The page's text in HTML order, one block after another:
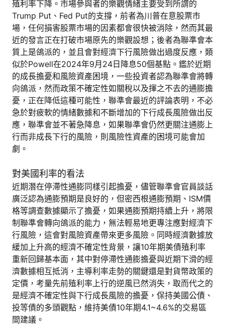
殖利率下降。市場參與者的樂觀情緒主要受到所謂的
Trump Put、Fed Put的支撐，前者為川普在意股票市
場，任何損害股票市場的因素都會很快被消除，然而其最
近的發言正在打破市場原先的樂觀設想；後者為聯準會本
質上是鴿派的，並且會對經濟下行風險做出過度反應，類
似於Powell在2024年9月24日降息50個基點。鑑於近期
的成長擔憂和風險資產困境，一些投資者認為聯準會將轉
向鴿派，然而政策不確定性如關稅以及揮之不去的通膨擔
憂，正在降低這種可能性，聯準會最近的評論表明，不必
急於對疲軟的情緒數據和不斷增加的下行成長風險做出反
應，聯準會並不著急降息，如果聯準會仍然更關注通膨上
行而非成長下行的風險，則風險性資產的困境可能會加
劇。
對美國利率的看法
近期潛在停滯性通膨同樣引起擔憂，儘管聯準會官員談話
廣泛認為通膨預期是良好的，但密西根通膨預期、ISM價
格等調查數據顯示了擔憂，如果通膨預期持續上升，將限
制聯準會轉向鴿派的能力，無法輕易地更專注應對經濟下
行風險，這會對風險資產帶來更多風險。同時經濟數據放
緩加上升高的經濟不確定性背景，讓10年期美債殖利率
重新回歸基本面，其中對停滯性通膨擔憂與近期下滑的經
濟數據相互抵消，主導利率走勢的關鍵還是對貨幣政策的
定價，考量先前殖利率上行的逆風已然消失，取而代之的
是經濟不確定性與下行成長風險的擔憂，保持美國公債、
投等債的多頭觀點，維持美債10年期4.1~4.6%的交易區
間建議。